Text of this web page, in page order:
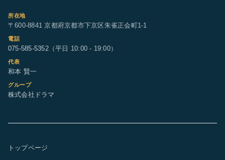
所在地
〒600-8841 京都府京都市下京区朱雀正会町1-1
電話
075-585-5352（平日 10:00 - 19:00）
代表
和本 賢一
グループ
株式会社ドラマ
トップページ